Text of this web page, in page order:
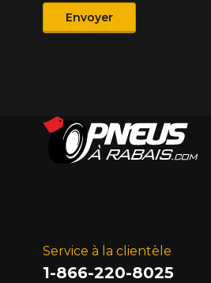
Produit
Envoyer
Service à la clientèle
1-866-220-8025